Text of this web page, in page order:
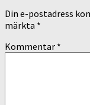
Din e-postadress
märkta *
Kommentar *